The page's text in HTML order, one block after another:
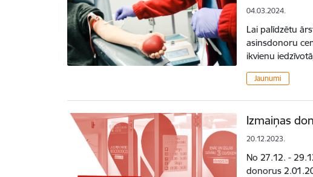
04.03.2024.
Lai palīdzētu
asinsdonoru
ikvienu
Jaunumi
Izmaiņas
20.12.2023.
No 27.12. -
donorus